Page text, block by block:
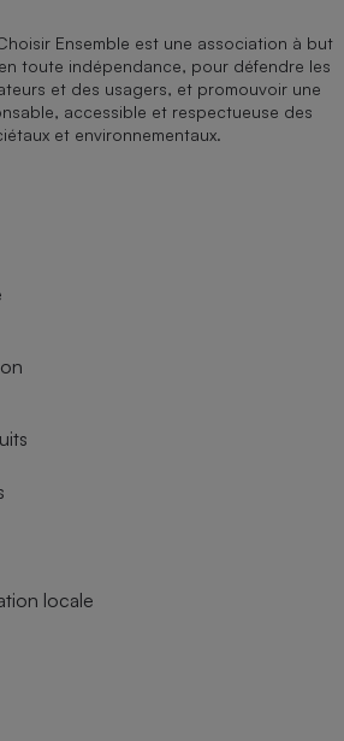
Ensemble est une association à but
toute indépendance, pour défendre les
et des usagers, et promouvoir une
accessible et respectueuse des
et environnementaux.
locale